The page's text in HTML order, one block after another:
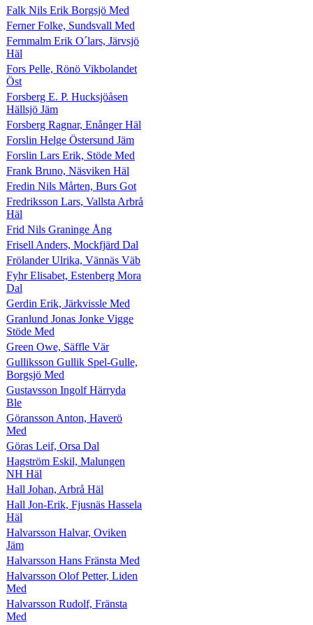
Falk Nils Erik Borgsjö Med
Ferner Folke, Sundsvall Med
Fernmalm Erik O´lars, Järvsjö
Häl
Fors Pelle, Rönö Vikbolandet
Öst
Forsberg E. P. Hucksjöåsen
Hällsjö Jäm
Forsberg Ragnar, Enånger Häl
Forslin Helge Östersund Jäm
Forslin Lars Erik, Stöde Med
Frank Bruno, Näsviken Häl
Fredin Nils Mårten, Burs Got
Fredriksson Lars, Vallsta Arbrå
Häl
Frid Nils Graninge Ång
Frisell Anders, Mockfjärd Dal
Frölander Ulrika, Vännäs Väb
Fyhr Elisabet, Estenberg Mora
Dal
Gerdin Erik, Järkvissle Med
Granlund Jonas Jonke Vigge
Stöde Med
Green Owe, Säffle Vär
Gulliksson Gullik Spel-Gulle,
Borgsjö Med
Gustavsson Ingolf Härryda
Ble
Göransson Anton, Haverö
Med
Göras Leif, Orsa Dal
Hagström Eskil, Malungen
NH Häl
Hall Johan, Arbrå Häl
Hall Jon-Erik, Fjusnäs Hassela
Häl
Halvarsson Halvar, Oviken
Jäm
Halvarsson Hans Fränsta Med
Halvarsson Olof Petter, Liden
Med
Halvarsson Rudolf, Fränsta
Med